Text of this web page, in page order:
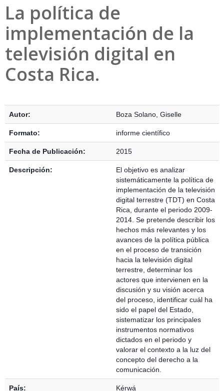
La política de
implementación de la
televisión digital en
Costa Rica.
Autor: Boza Solano, Giselle
Formato: informe científico
Fecha de Publicación: 2015
Descripción:
El objetivo es analizar
sistemáticamente la política de
implementación de la televisión
digital terrestre (TDT) en Costa
Rica, durante el periodo 2009-
2014. Se pretende describir los
hechos más relevantes y los
avances de la política pública
en el proceso de transición
hacia la televisión digital
terrestre, determinar los
actores que intervienen en la
discusión y su visión acerca
del proceso, identificar cuál ha
sido el papel del Estado,
sistematizar los principales
instrumentos normativos
dictados en el periodo y
valorar el contexto a la luz del
concepto del derecho a la
comunicación.
País: Kérwá